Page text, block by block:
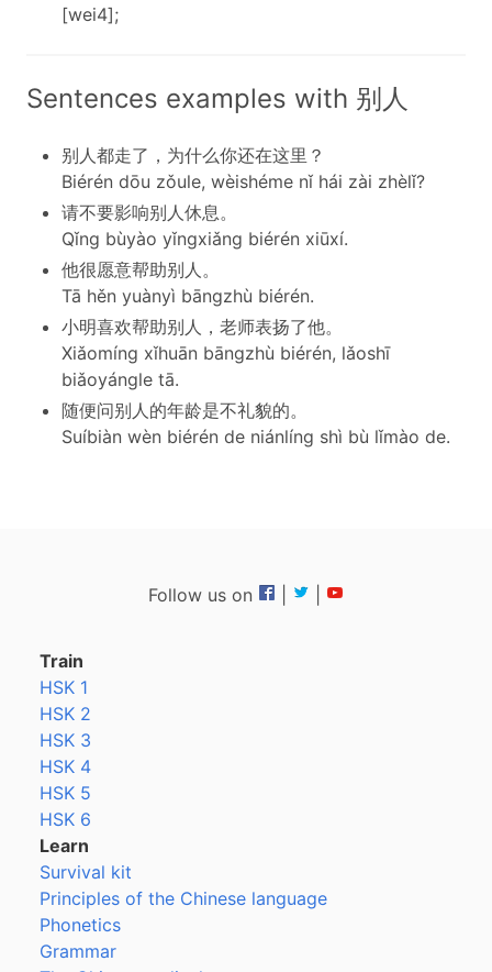
[wei4];
Sentences examples with 别人
别人都走了，为什么你还在这里？
Biérén dōu zǒule, wèishéme nǐ hái zài zhèlǐ?
请不要影响别人休息。
Qǐng bùyào yǐngxiǎng biérén xiūxí.
他很愿意帮助别人。
Tā hěn yuànyì bāngzhù biérén.
小明喜欢帮助别人，老师表扬了他。
Xiǎomíng xǐhuān bāngzhù biérén, lǎoshī
biǎoyángle tā.
随便问别人的年龄是不礼貌的。
Suíbiàn wèn biérén de niánlíng shì bù lǐmào de.
Follow us on
Train
HSK 1
HSK 2
HSK 3
HSK 4
HSK 5
HSK 6
Learn
Survival kit
Principles of the Chinese language
Phonetics
Grammar